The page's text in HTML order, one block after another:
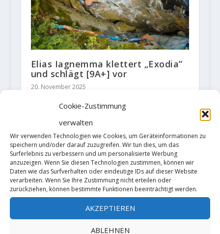
Cookie-Zustimmung
verwalten
Wir verwenden Technologien wie Cookies, um Geräteinformationen zu
speichern und/oder darauf zuzugreifen. Wir tun dies, um das
Surferlebnis zu verbessern und um personalisierte Werbung
anzuzeigen. Wenn Sie diesen Technologien zustimmen, können wir
Daten wie das Surfverhalten oder eindeutige IDs auf dieser Website
verarbeiten. Wenn Sie Ihre Zustimmung nicht erteilen oder
zurückziehen, können bestimmte Funktionen beeinträchtigt werden.
AKZEPTIEREN
ABLEHNEN
Elias Iagnemma klettert „Exodia”
und schlägt [9A+] vor
20. November 2025